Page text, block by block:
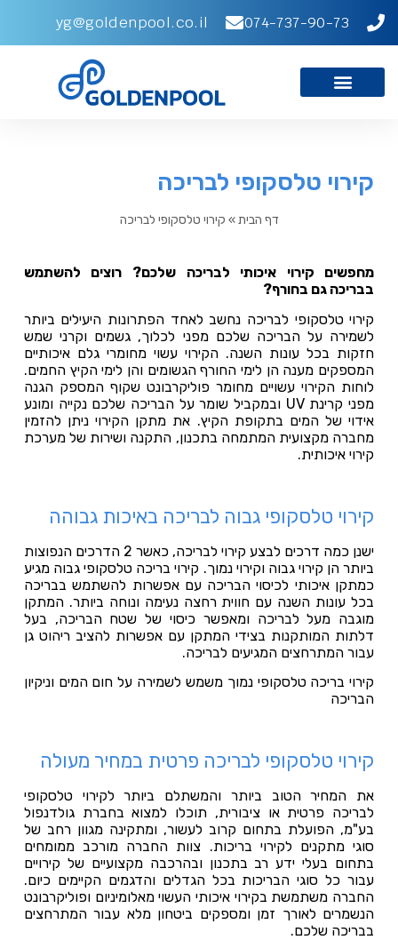
074-737-90-73
yg@goldenpool.co.il
קירוי טלסקופי לבריכה
דף הבית» קירוי טלסקופי לבריכה
מחפשים קירוי איכותי לבריכה שלכם? רוצים להשתמש
בבריכה גם בחורף?
קירוי טלסקופי לבריכה נחשב לאחד הפתרונות היעילים ביותר
לשמירה על הבריכה שלכם מפני לכלוך, גשמים וקרני שמש
חזקות בכל עונות השנה. הקירוי עשוי מחומרי גלם איכותיים
המספקים מענה הן לימי החורף הגשומים והן לימי הקיץ החמים.
לוחות הקירוי עשויים מחומר פוליקרבונט שקוף המספק הגנה
מפני קרינת UV ובמקביל שומר על הבריכה שלכם נקייה ומונע
אידוי של המים בתקופת הקיץ. את מתקן הקירוי ניתן להזמין
מחברה מקצועית המתמחה בתכנון, התקנה ושירות של מערכת
קירוי איכותית.
קירוי טלסקופי גבוה לבריכה באיכות גבוהה
ישנן כמה דרכים לבצע קירוי לבריכה, כאשר 2 הדרכים הנפוצות
ביותר הן קירוי גבוה וקירוי נמוך. קירוי בריכה טלסקופי גבוה מגיע
כמתקן איכותי לכיסוי הבריכה עם אפשרות להשתמש בבריכה
בכל עונות השנה עם חווית רחצה נעימה ונוחה ביותר. המתקן
מוגבה מעל לבריכה ומאפשר כיסוי של שטח הבריכה, בעל
דלתות המותקנות בצידי המתקן עם אפשרות להציב ריהוט גן
עבור המתרחצים המגיעים לבריכה.
קירוי בריכה טלסקופי נמוך משמש לשמירה על חום המים וניקיון
הבריכה
קירוי טלסקופי לבריכה פרטית במחיר מעולה
את המחיר הטוב ביותר והמשתלם ביותר לקירוי טלסקופי
לבריכה פרטית או ציבורית, תוכלו למצוא בחברת גולדנפול
בע"מ, הפועלת בתחום קרוב לעשור, ומתקינה מגוון רחב של
סוגי מתקנים לקירוי בריכות. צוות החברה מורכב ממומחים
בתחום בעלי ידע רב בתכנון ובהרכבה מקצועיים של קירויים
עבור כל סוגי הבריכות בכל הגדלים והדגמים הקיימים כיום.
החברה משתמשת בקירוי איכותי העשוי מאלומיניום ופוליקרבונט
הנשמרים לאורך זמן ומספקים ביטחון מלא עבור המתרחצים
בבריכה שלכם.